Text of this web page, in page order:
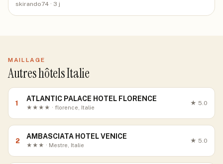
skirando74 · 3 j
MAILLAGE
Autres hôtels Italie
1
ATLANTIC PALACE HOTEL FLORENCE
★★★★ · florence, Italie
★ 5.0
2
AMBASCIATA HOTEL VENICE
★★★ · Mestre, Italie
★ 5.0